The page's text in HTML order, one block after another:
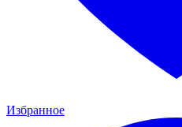
Избранное